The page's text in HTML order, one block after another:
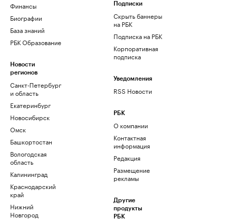
Финансы
Биографии
База знаний
РБК Образование
Новости
регионов
Санкт-Петербург
и область
Екатеринбург
Новосибирск
Омск
Башкортостан
Вологодская
область
Калининград
Краснодарский
край
Нижний
Новгород
Подписки
Скрыть баннеры
на РБК
Подписка на РБК
Корпоративная
подписка
Уведомления
RSS Новости
РБК
О компании
Контактная
информация
Редакция
Размещение
рекламы
Другие
продукты
РБК